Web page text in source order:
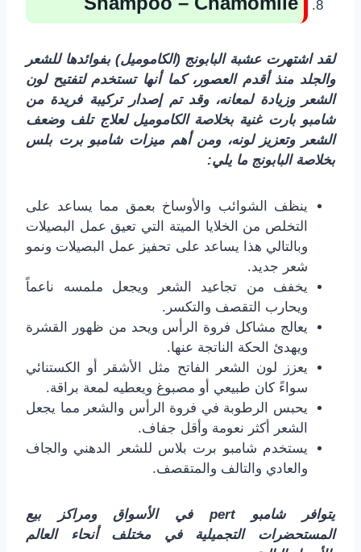
لقد اشتهرت عشبة البابونج (الكاموميل) بفوائدها للشعر
والجلد منذ أقدم العصور، كما أنها تستخدم لتفتيح لون
الشعر وزيادة لمعانه، وقد تم إصدار تركيبة فريدة من
شامبو بارت غنية بخلاصة الكاموميل لعلاج تلف وضعف
الشعر وتعزيز لونه، ومن أهم ميزات شامبو برت بلس
بخلاصة البابونج ما يلي:
ينظف الشوائب والأوساخ بعمق مما يساعد على
التخلص من الخلايا الميتة التي تعيق عمل البصيلات
وبالتالي هذا يساعد على تحفيز عمل البصيلات ونمو
شعر جديد.
يخفف من تجاعيد الشعر ويجعل ملمسه ناعماً
ويحارب التقصف والتكسر.
يعالج مشاكل فروة الرأس ويحد من ظهور القشرة
ويهدئ الحكة الناتجة عنها.
يعزز لون الشعر الفاتح مثل الأشقر أو الكستنائي
سواءً كان طبيعي أو مصبوغ ويعطيه لمعة براقة.
يحبس الرطوبة في فروة الرأس والشعر مما يجعل
الشعر أكثر نعومة وأقل جفاف.
يستخدم شامبو برت بلاس للشعر الدهني والجاف
والعادي والتالف والمتقصف.
يتوافر شامبو pert في الأسواق ومراكز بيع
المستحضرات التجميلية في مختلف أنحاء العالم